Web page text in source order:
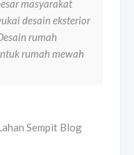
masyarakat
desain eksterior
rumah
rumah mewah
Sempit Blog